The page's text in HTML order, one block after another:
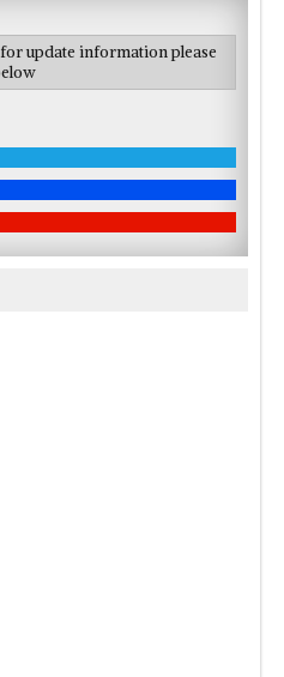
update information please